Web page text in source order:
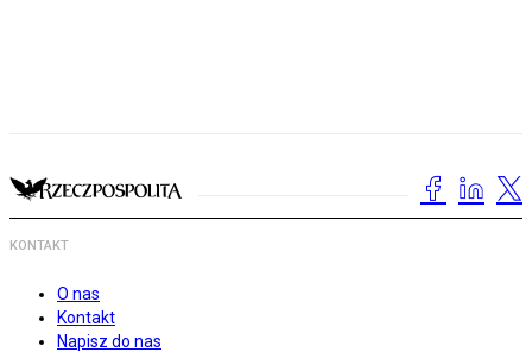
KONTAKT
O nas
Kontakt
Napisz do nas